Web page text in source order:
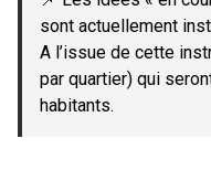
sont actuellement
A l’issue de cette
par quartier) qui
habitants.